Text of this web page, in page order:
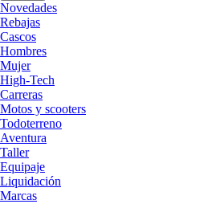
Novedades
Rebajas
Cascos
Hombres
Mujer
High-Tech
Carreras
Motos y scooters
Todoterreno
Aventura
Taller
Equipaje
Liquidación
Marcas